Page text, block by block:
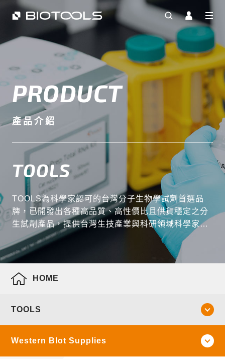
PRODUCT
產品介紹
TOOLS
TOOLS為科學家認可的台灣分子生物學試劑首選品
牌，已開發出各種高品質、高性價比且供貨穩定之分
生試劑產品，提供台灣生技產業與科研領域科學家最
全面性的產品線。
HOME
TOOLS
Western Blot Supplies